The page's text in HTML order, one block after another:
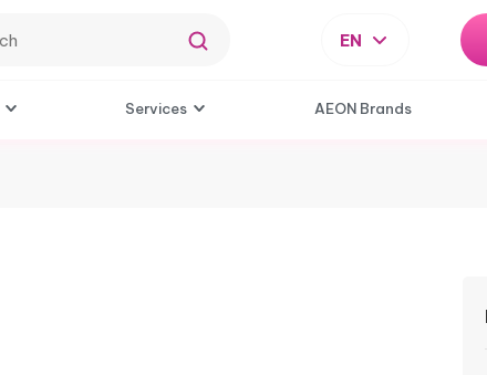
EN
Services AEON Brands